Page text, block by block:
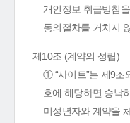
개인정보 취급방침
동의절차를 거치지
제10조 (계약의 성립)
① “사이트”는 제9조
호에 해당하면 승낙
미성년자와 계약을